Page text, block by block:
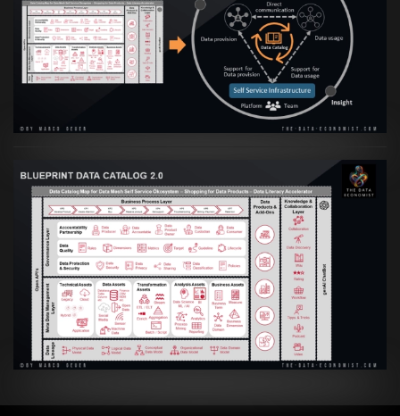
Artikel:Data Mesh Ökosysteme: Die
Transformation zur Data Inspired Human
Culture
VIEW
Artikel:Data Mesh Ökosysteme: Die
Transformation zur Data Inspired Human
Culture
VIEW